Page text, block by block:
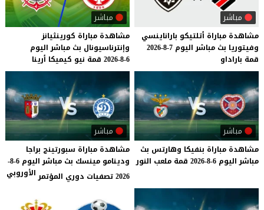
مباشر
مشاهدة مباراة أتلتيكو باراناينسي
وفيتوريا بث مباشر اليوم 7-8-2026
قمة باراداو
مباشر
مشاهدة مباراة كورينثيانز
وإنترناسيونال بث مباشر اليوم
6-8-2026
قمة نيو كيميكا أرينا
مباشر
مشاهدة مباراة بنفيكا وهارتس بث
مباشر اليوم 6-8-2026 قمة ملعب النور
مباشر
مشاهدة مباراة سبورتينج براجا
ودينامو مينسك بث مباشر اليوم 6-8-
2026 تصفيات دوري المؤتمر
الأوروبي